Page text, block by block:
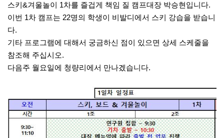
스키&겨울놀이 1차를 즐겁게 책임 질 캠프대장 박승현입니다.
이번 1차 캠프는 22명의 학생이 비발디에서 스키 강습을 받습니
다.
기타 프로그램에 대해서 궁금하신 점이 있으면 상세 스케줄을
참조해 주십시오.
다음주 월요일에 청량리에서 만나겠습니다.